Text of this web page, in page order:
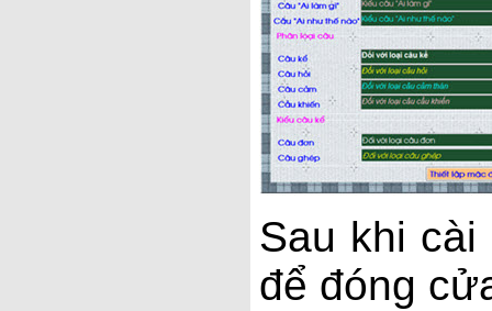
Sau khi
để đóng